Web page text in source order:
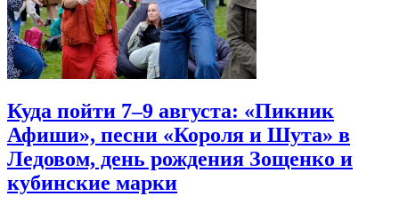
Куда пойти 7–9 августа: «Пикник
Афиши», песни «Короля и Шута» в
Ледовом, день рождения Зощенко и
кубинские марки